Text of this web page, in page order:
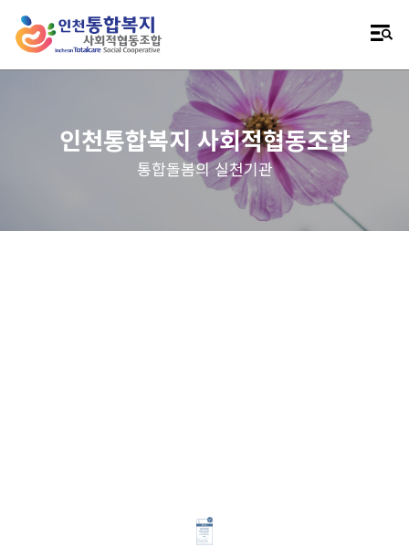
인천통합복지 사회적협동조합
통합돌봄의 실천기관